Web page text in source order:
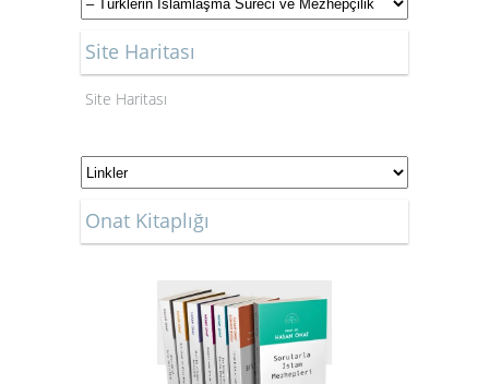
Site Haritası
Site Haritası
Onat Kitaplığı